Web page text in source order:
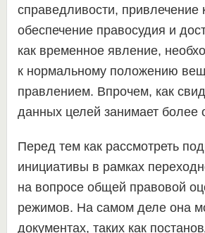
справедливости, привлечение
обеспечение правосудия и
как временное явление,
к нормальному положению
правлением. Впрочем, как
данных целей занимает более
Перед тем как рассмотреть
инициативы в рамках
на вопросе общей правовой
режимов. На самом деле она
документах, таких как